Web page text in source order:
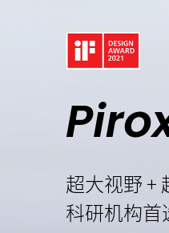
超大视野 +
科研机构首